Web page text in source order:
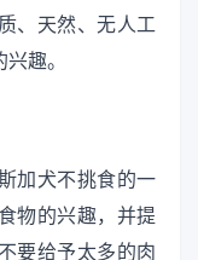
、天然、无人工
趣。
加犬不挑食的一
物的兴趣，并提
要给予太多的肉